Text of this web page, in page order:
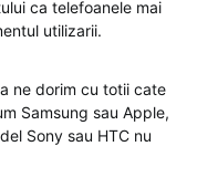
ca telefoanele mai
utilizarii.
ne dorim cu totii cate
Samsung sau Apple,
Sony sau HTC nu